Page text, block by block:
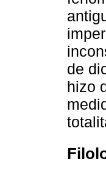
de
hizo